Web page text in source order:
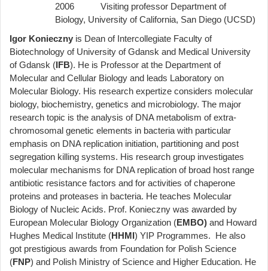
2006 Visiting professor Department of
Biology, University of California, San Diego (UCSD)
Igor Konieczny is Dean of Intercollegiate Faculty of
Biotechnology of University of Gdansk and Medical University
of Gdansk (IFB). He is Professor at the Department of
Molecular and Cellular Biology and leads Laboratory on
Molecular Biology. His research expertize considers molecular
biology, biochemistry, genetics and microbiology. The major
research topic is the analysis of DNA metabolism of extra-
chromosomal genetic elements in bacteria with particular
emphasis on DNA replication initiation, partitioning and post
segregation killing systems. His research group investigates
molecular mechanisms for DNA replication of broad host range
antibiotic resistance factors and for activities of chaperone
proteins and proteases in bacteria. He teaches Molecular
Biology of Nucleic Acids. Prof. Konieczny was awarded by
European Molecular Biology Organization (EMBO) and Howard
Hughes Medical Institute (HHMI) YIP Programmes. He also
got prestigious awards from Foundation for Polish Science
(FNP) and Polish Ministry of Science and Higher Education. He